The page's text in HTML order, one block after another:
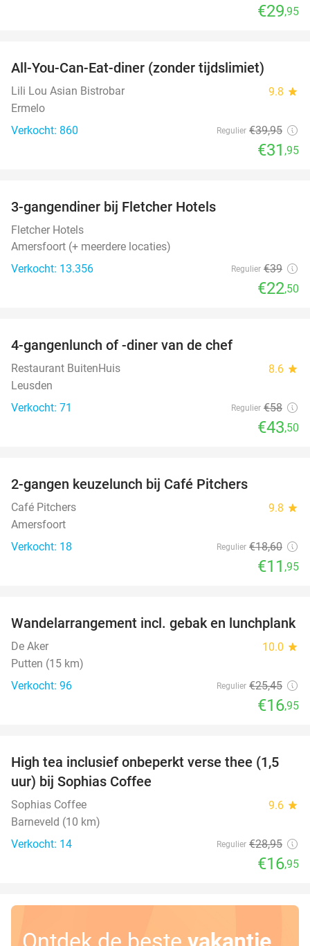
€29,95
All-You-Can-Eat-diner (zonder tijdslimiet)
Lili Lou Asian Bistrobar 9.8 star
Ermelo
Verkocht: 860
Regulier €39,95
€31 ,95
3-gangendiner bij Fletcher Hotels
Fletcher Hotels
Amersfoort (+ meerdere locaties)
Verkocht: 13.356
Regulier €39
€22,50
4-gangenlunch of -diner van de chef
Restaurant BuitenHuis 8.6 star
Leusden
Verkocht: 71
Regulier €58
€43,50
2-gangen keuzelunch bij Café Pitchers
Café Pitchers 9.8 star
Amersfoort
Verkocht: 18
Regulier €18,60
€11 ,95
33%
Wandelarrangement incl. gebak en lunchplank
De Aker 10.0 star
Putten (15 km)
Verkocht: 96
Regulier €25,45
€16,95
41%
High tea inclusief onbeperkt verse thee (1,5
uur) bij Sophias Coffee
Sophias Coffee 9.6 star
Barneveld (10 km)
Verkocht: 14
Regulier €28,95
€16,95